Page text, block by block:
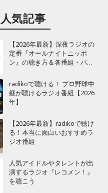
人気記事
【2026年最新】深夜ラジオの
定番『オールナイトニッポ
ン』の聴き方＆各番組・パー
radikoで聴ける！ プロ野球中
継が聴けるラジオ番組【2026
年】
【2026年最新】radikoで聴け
る！本当に面白いおすすめラ
ジオ番組
人気アイドルやタレントが出
演するラジオ『レコメン！』
を聴こう